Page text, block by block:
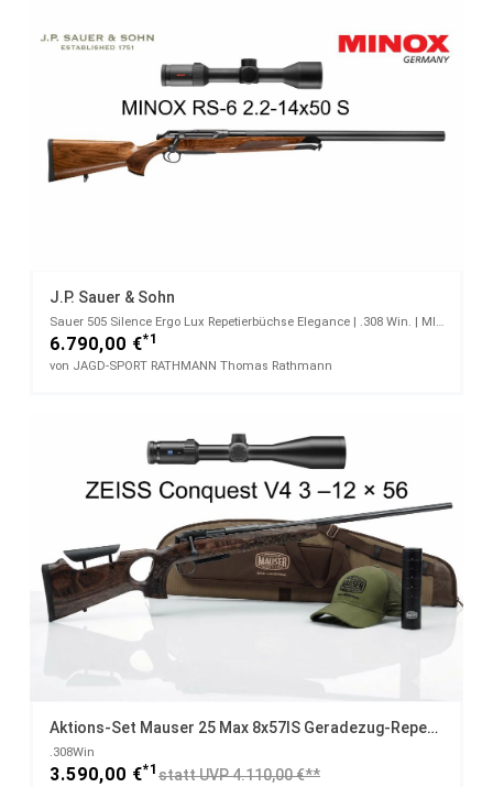
J.P. Sauer & Sohn
Sauer 505 Silence Ergo Lux Repetierbüchse Elegance | .308 Win. | MINOX RS-6 2.2 - 14 x 50 S
6.790,00 €*1
von JAGD-SPORT RATHMANN Thomas Rathmann
Aktions-Set Mauser 25 Max 8x57IS Geradezug-Repetierer Mit ZEISS V4 3 - 12 X 56 + Schalldämpfer, Futteral & Cap
.308Win
3.590,00 €*1 statt UVP 4.110,00 €**